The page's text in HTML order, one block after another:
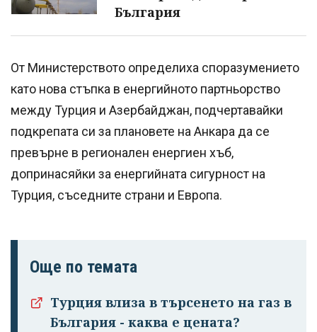
България
От Министерството определиха споразумението
като нова стъпка в енергийното партньорство
между Турция и Азербайджан, подчертавайки
подкрепата си за плановете на Анкара да се
превърне в регионален енергиен хъб,
допринасяйки за енергийната сигурност на
Турция, съседните страни и Европа.
Още по темата
Турция влиза в търсенето на газ в
България - каква е цената?